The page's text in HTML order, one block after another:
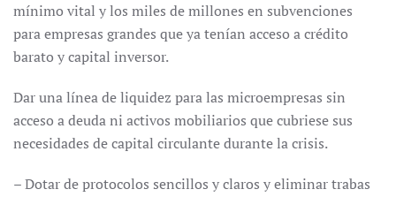
mínimo vital y los miles de millones en subvenciones
para empresas grandes que ya tenían acceso a crédito
barato y capital inversor.
Dar una línea de liquidez para las microempresas sin
acceso a deuda ni activos mobiliarios que cubriese sus
necesidades de capital circulante durante la crisis.
– Dotar de protocolos sencillos y claros y eliminar trabas